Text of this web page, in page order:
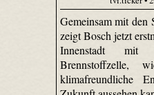
Gemeinsam mit den
zeigt Bosch jetzt
Innenstadt mit
Brennstoffzelle,
klimafreundliche